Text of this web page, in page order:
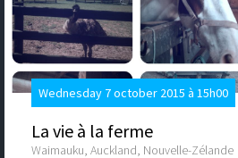
Wednesday 7 october 2015 à 15h00
La vie à la ferme
Waimauku, Auckland, Nouvelle-Zélande